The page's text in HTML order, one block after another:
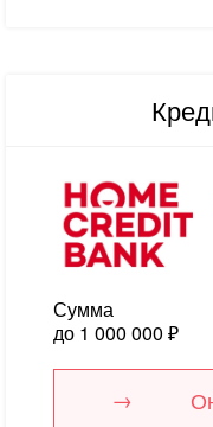
Сумма
до 1 000 000 ₽